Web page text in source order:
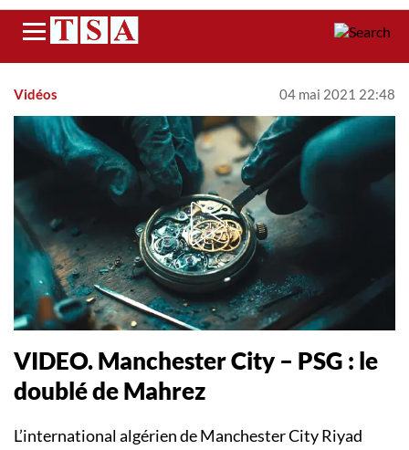
Menu
Vidéos 04 mai 2021 22:48
VIDEO. Manchester City – PSG : le
doublé de Mahrez
L’international algérien de Manchester City Riyad